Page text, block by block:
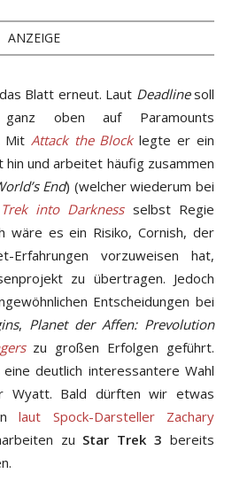
ANZEIGE
Blatt erneut. Laut Deadlinesoll
oben auf Paramounts
Mit Attack the Blocklegte er ein
und arbeitet häufig zusammen
End) (welcher wiederum bei
into Darknessselbst Regie
wäre es ein Risiko, Cornish, der
Erfahrungen vorzuweisen hat,
zu übertragen. Jedoch
Entscheidungen bei
, Planet der Affen: Prevolution
zu großen Erfolgen geführt.
deutlich interessantere Wahl
Wyatt. Bald dürften wir etwas
laut Spock-Darsteller Zachary
zu Star Trek 3 bereits